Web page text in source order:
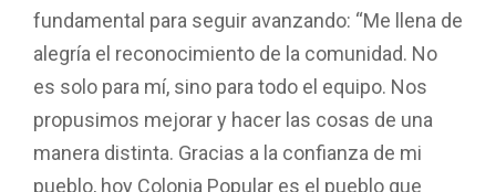
fundamental para seguir avanzando: “Me llena de
alegría el reconocimiento de la comunidad. No
es solo para mí, sino para todo el equipo. Nos
propusimos mejorar y hacer las cosas de una
manera distinta. Gracias a la confianza de mi
pueblo, hoy Colonia Popular es el pueblo que